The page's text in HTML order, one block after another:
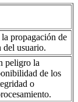
propagación de
del usuario.
peligro la
de los
o